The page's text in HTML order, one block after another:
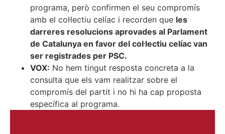
programa, però confirmen el seu compromís
amb el col·lectiu celíac i recorden que les
darreres resolucions aprovades al Parlament
de Catalunya en favor del col·lectiu celíac van
ser registrades per PSC.
VOX: No hem tingut resposta concreta a la
consulta que els vam realitzar sobre el
compromís del partit i no hi ha cap proposta
específica al programa.